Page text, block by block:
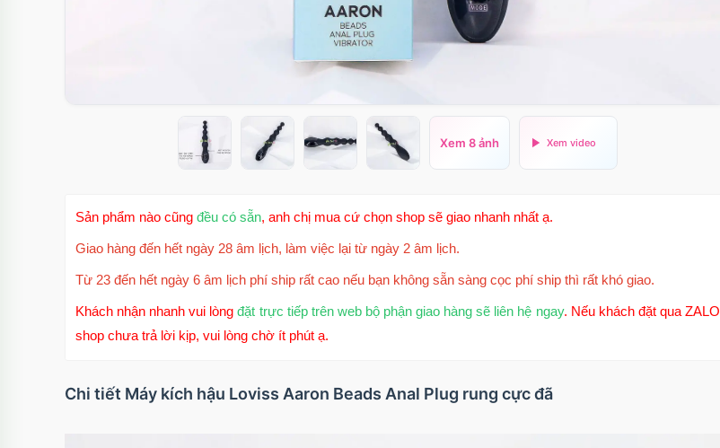
Xem 8 ảnh
Sản phẩm nào cũng đều có sẵn, anh chị mua cứ chọn shop sẽ giao nhanh nhất ạ.
Giao hàng đến hết ngày 28 âm lịch, làm việc lại từ ngày 2 âm lịch.
Từ 23 đến hết ngày 6 âm lịch phí ship rất cao nếu bạn không sẵn sàng cọc phí ship thì rất khó giao.
Khách nhận nhanh vui lòngđặt trực tiếp trên web bộ phận giao hàng sẽ liên hệ ngay. Nếu khách đặt qua ZALO
shop chưa trả lời kịp, vui lòng chờ ít phút ạ.
Chi tiết Máy kích hậu Loviss Aaron Beads Anal Plug rung cực đã